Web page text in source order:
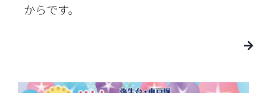
からです。